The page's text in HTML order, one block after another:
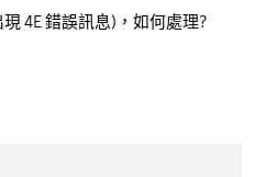
4E 錯誤訊息)，如何處理?